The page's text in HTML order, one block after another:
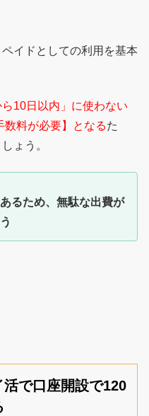
イドとしての利用を基本
10日以内」に使わない
数料が必要】となるた
ょう。
るため、無駄な出費が
活で口座開設で120